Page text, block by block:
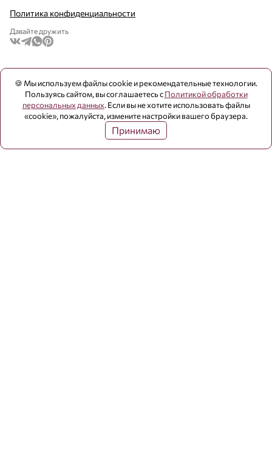
Политика конфиденциальности
Давайте дружить
🍪 Мы используем файлы cookie и рекомендательные технологии.
Пользуясь сайтом, вы соглашаетесь сПолитикой обработки
персональных данных. Если вы не хотите использовать файлы
«cookie», пожалуйста, измените настройки вашего браузера.
Принимаю